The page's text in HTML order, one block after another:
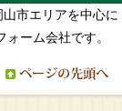
市エリアを中心に
ーム会社です。